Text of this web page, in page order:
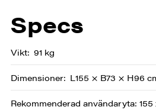
Specs
Vikt 91 kg
Dimensioner L155 × B73 × H96
Rekommenderad användaryta: 155